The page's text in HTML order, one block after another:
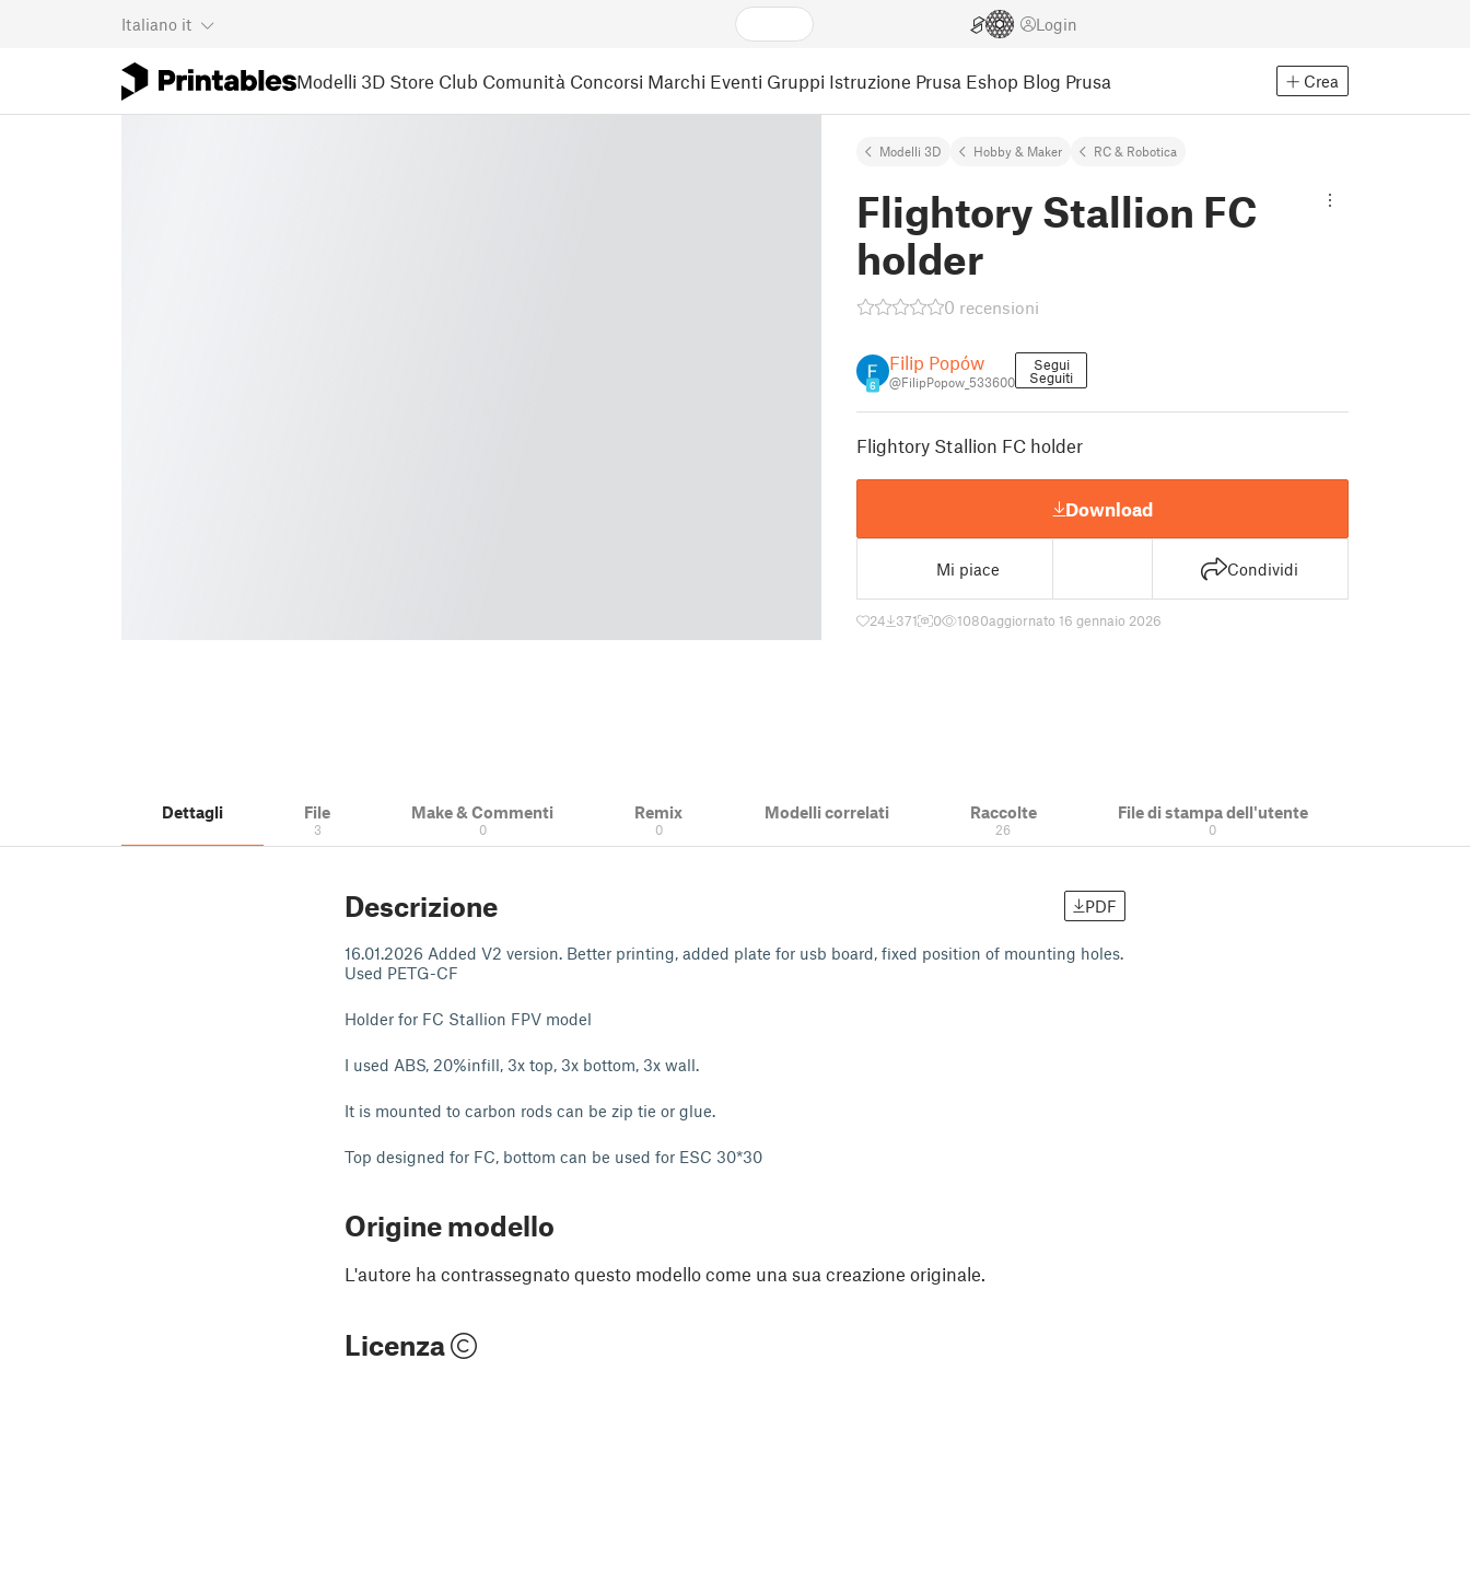
Italiano it Login
Modelli 3D Store Club Comunità Concorsi Marchi Eventi Gruppi Istruzione Prusa Eshop Blog Prusa Crea
Modelli 3D Hobby & Maker RC & Robotica
Flightory Stallion FC
holder
0 recensioni
6
Filip Popów
@FilipPopow_533600
Segui
Seguiti
Flightory Stallion FC holder
Download
Mi piace Condividi
24 371 0 1080aggiornato 16 gennaio 2026
Dettagli File
3
Make & Commenti
0
Remix
0
Modelli correlati Raccolte
26
File di stampa dell'utente
0
Descrizione PDF
16.01.2026 Added V2 version. Better printing, added plate for usb board, fixed position of mounting holes.
Used PETG-CF
Holder for FC Stallion FPV model
I used ABS, 20%infill, 3x top, 3x bottom, 3x wall.
It is mounted to carbon rods can be zip tie or glue.
Top designed for FC, bottom can be used for ESC 30*30
Origine modello
L'autore ha contrassegnato questo modello come una sua creazione originale.
Licenza